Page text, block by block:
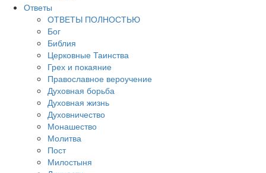
Ответы
ОТВЕТЫ ПОЛНОСТЬЮ
Бог
Библия
Церковные Таинства
Грех и покаяние
Православное вероучение
Духовная борьба
Духовная жизнь
Духовничество
Монашество
Молитва
Пост
Милостыня